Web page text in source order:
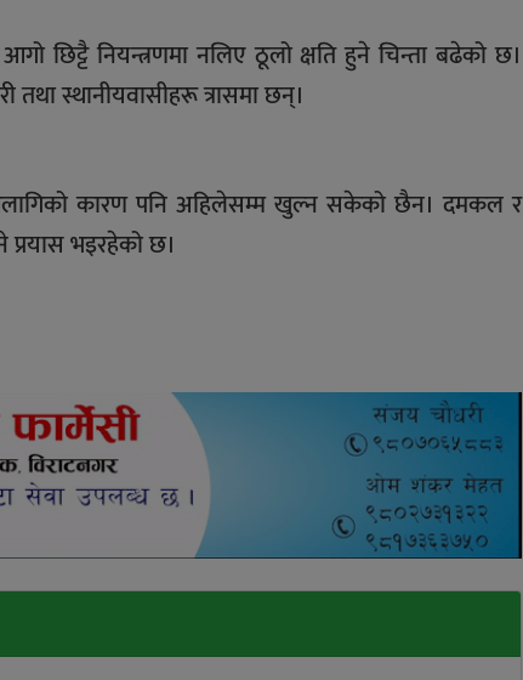
नियन्त्रणमा नलिए ठूलो क्षति हुने चिन्ता बढेको छ।
स्थानीयवासीहरू त्रासमा छन्।
कारण पनि अहिलेसम्म खुल्न सकेको छैन। दमकल र
प्रयास भइरहेको छ।